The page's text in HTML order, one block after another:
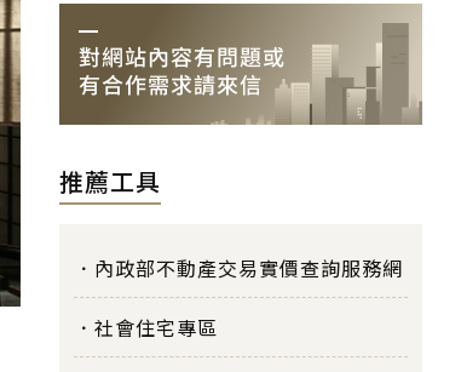
推薦工具
內政部不動產交易實價查詢服務網
社會住宅專區